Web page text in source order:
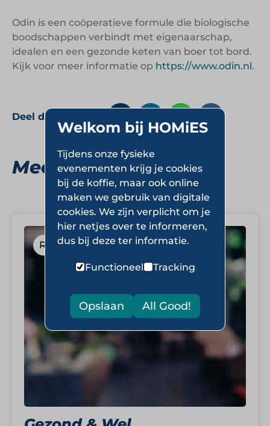
Odin is een coöperatieve formule die biologische
boodschappen verbindt met eigenaarschap,
idealen en een gezonde keten van boer tot bord.
Kijk voor meer informatie op https://www.odin.nl.
Deel deze pagina:
Meer Real Food
Real Food
Welkom bij HOMiES
Tijdens onze fysieke
evenementen krijg je cookies
bij de koffie, maar ook online
maken we gebruik van digitale
cookies. We zijn verplicht om je
hier netjes over te informeren,
dus bij deze ter informatie.
Functioneel Tracking
Opslaan All Good!